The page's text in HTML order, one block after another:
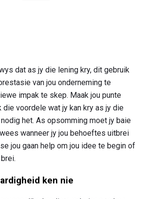
dat as jy die lening kry, dit gebruik
van jou onderneming te
impak te skep. Maak jou punte
voordele wat jy kan kry as jy die
het. As opsomming moet jy baie
wanneer jy jou behoeftes uitbrei
jou gaan help om jou idee te begin of
ken nie